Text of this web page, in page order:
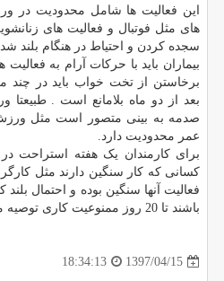
این فعالیت ها شامل محدودیت در
های مثل فوتبال و فعالیت های
سجده کردن و احتیاط در هنگام بلند
بیماران باید با حرکات آرام به فعالیت
برخاستن از تخت خواب باید در چند
بعد از دو ماه بلامانع است .
صدمه به بینی متصور است مثل
عمر محدودیت دارد.
برای کارمندان یک هفته استراحت
کسانی که کار سنگین دارند مثل
باشند تا 20 روز ممنوعیت کاری توصیه میگردد .
1397/04/15
18:34:13